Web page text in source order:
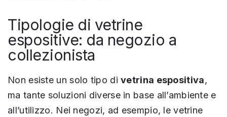
Tipologie di vetrine
espositive: da negozio a
collezionista
Non esiste un solo tipo divetrina espositiva,
ma tante soluzioni diverse in base all’ambiente e
all’utilizzo. Nei negozi, ad esempio, le vetrine